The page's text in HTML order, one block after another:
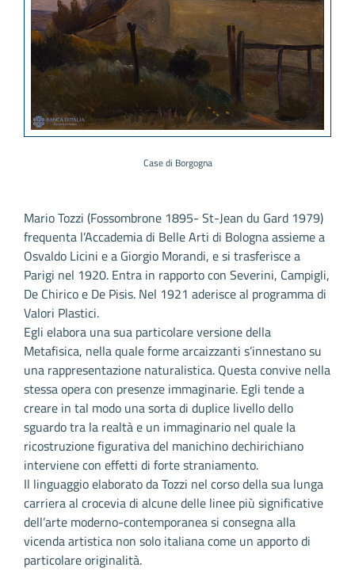
Case di Borgogna
Mario Tozzi (Fossombrone 1895- St-Jean du Gard 1979)
frequenta l’Accademia di Belle Arti di Bologna assieme a
Osvaldo Licini e a Giorgio Morandi, e si trasferisce a
Parigi nel 1920. Entra in rapporto con Severini, Campigli,
De Chirico e De Pisis. Nel 1921 aderisce al programma di
Valori Plastici.
Egli elabora una sua particolare versione della
Metafisica, nella quale forme arcaizzanti s’innestano su
una rappresentazione naturalistica. Questa convive nella
stessa opera con presenze immaginarie. Egli tende a
creare in tal modo una sorta di duplice livello dello
sguardo tra la realtà e un immaginario nel quale la
ricostruzione figurativa del manichino dechirichiano
interviene con effetti di forte straniamento.
Il linguaggio elaborato da Tozzi nel corso della sua lunga
carriera al crocevia di alcune delle linee più significative
dell’arte moderno-contemporanea si consegna alla
vicenda artistica non solo italiana come un apporto di
particolare originalità.